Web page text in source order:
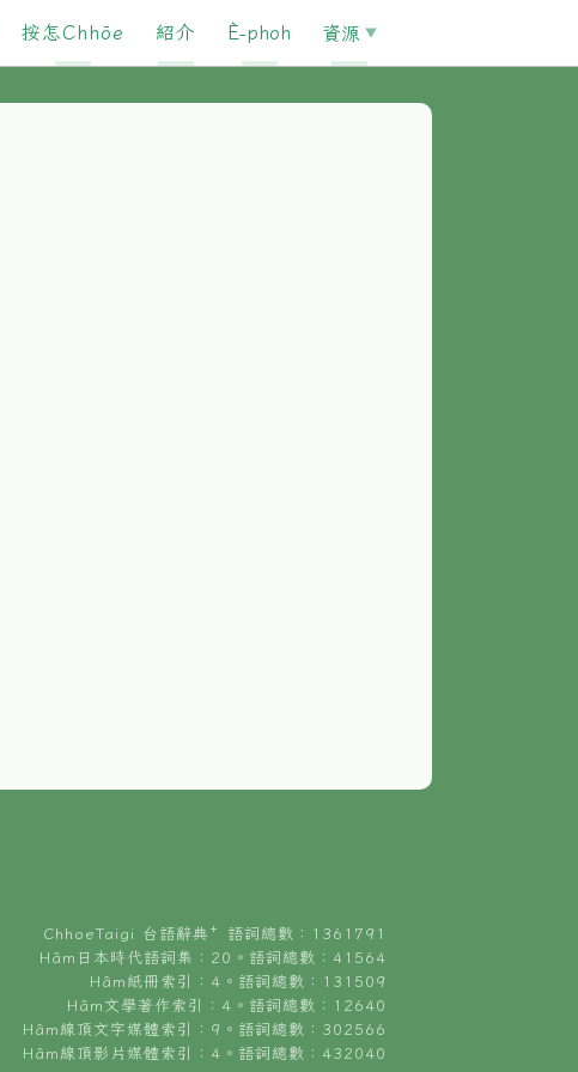
按怎Chhōe 紹介 È-phoh 資源
ChhoeTaigi 台語辭典⁺ 語詞總數：1361791
Hâm日本時代語詞集：20。語詞總數：41564
Hâm紙冊索引：4。語詞總數：131509
Hâm文學著作索引：4。語詞總數：12640
Hâm線頂文字媒體索引：9。語詞總數：302566
Hâm線頂影片媒體索引：4。語詞總數：432040